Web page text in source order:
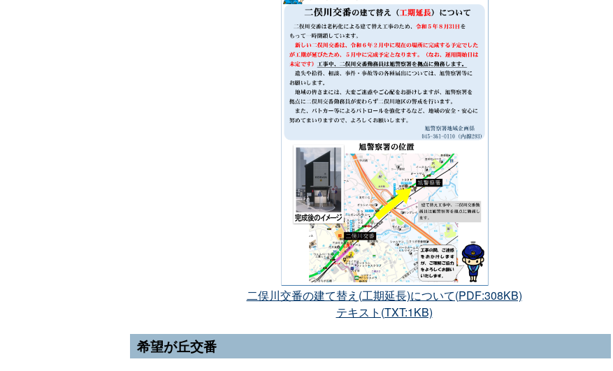
二俣川交番の建て替え(工期延長)について(PDF:308KB)
テキスト(TXT:1KB)
希望が丘交番